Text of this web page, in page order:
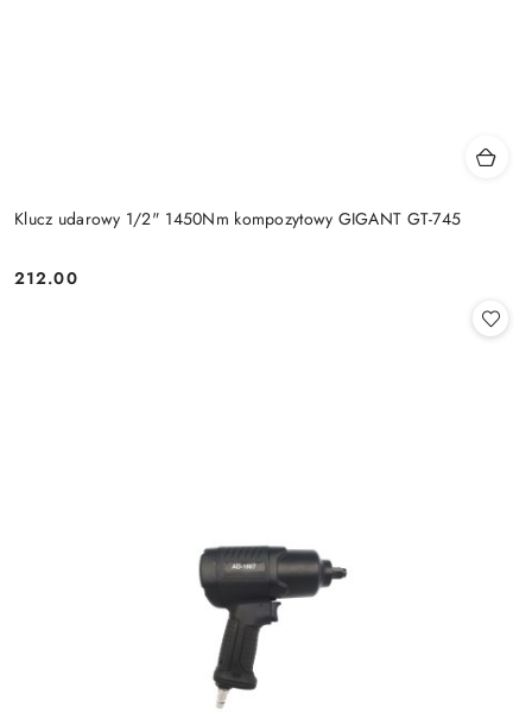
Klucz udarowy 1/2" 1450Nm kompozytowy GIGANT GT-745
Cena:
212.00